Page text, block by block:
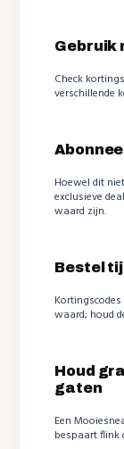
Gebruik
Check
verschillende
Hoewel dit
exclusieve
waard zijn.
Bestel
waard; houd
Houd
gaten
Een
bespaart flink